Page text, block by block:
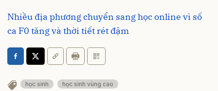
Nhiều địa phương chuyển sang học online vì số
ca F0 tăng và thời tiết rét đậm
học sinh
học sinh vùng cao